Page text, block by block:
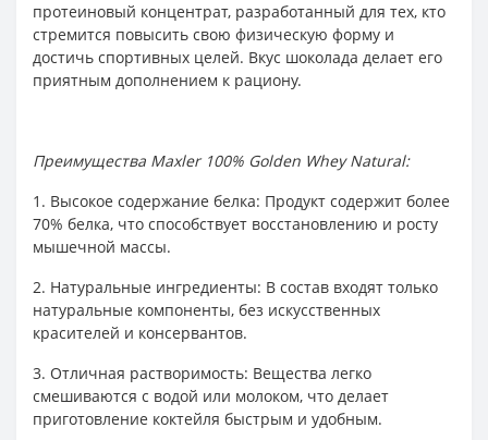
протеиновый концентрат, разработанный для тех, кто
стремится повысить свою физическую форму и
достичь спортивных целей. Вкус шоколада делает его
приятным дополнением к рациону.
Преимущества Maxler 100% Golden Whey Natural:
1. Высокое содержание белка: Продукт содержит более
70% белка, что способствует восстановлению и росту
мышечной массы.
2. Натуральные ингредиенты: В состав входят только
натуральные компоненты, без искусственных
красителей и консервантов.
3. Отличная растворимость: Вещества легко
смешиваются с водой или молоком, что делает
приготовление коктейля быстрым и удобным.